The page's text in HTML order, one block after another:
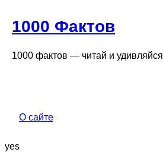
1000 Фактов
1000 фактов — читай и удивляйся
О сайте
yes